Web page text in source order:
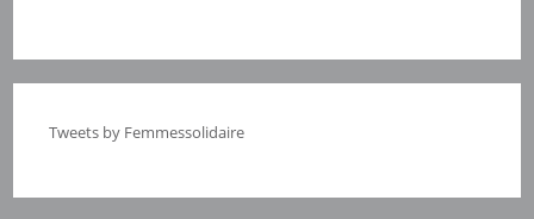
Tweets by Femmessolidaire